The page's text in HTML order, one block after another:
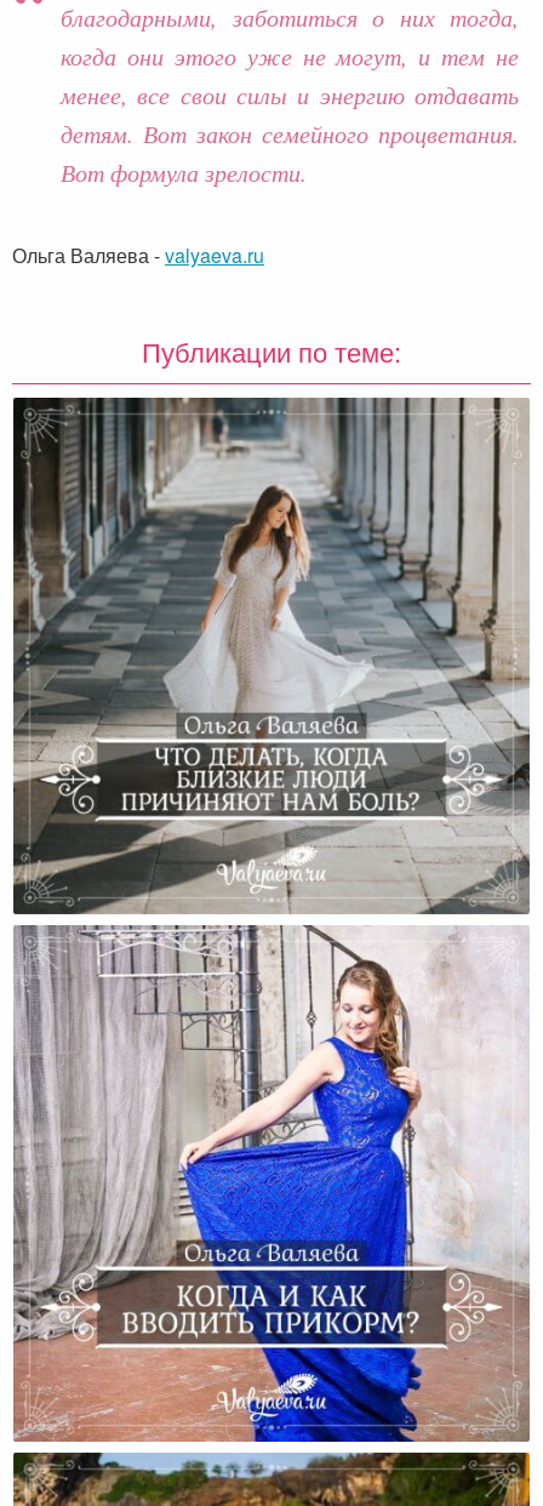
благодарными, заботиться о них тогда,
когда они этого уже не могут, и тем не
менее, все свои силы и энергию отдавать
детям. Вот закон семейного процветания.
Вот формула зрелости.
Ольга Валяева-valyaeva.ru
Публикации по теме:
Что Делать, Когда Близкие Люди Причиняют Нам
Боль?
Когда И Как Вводить Прикорм?